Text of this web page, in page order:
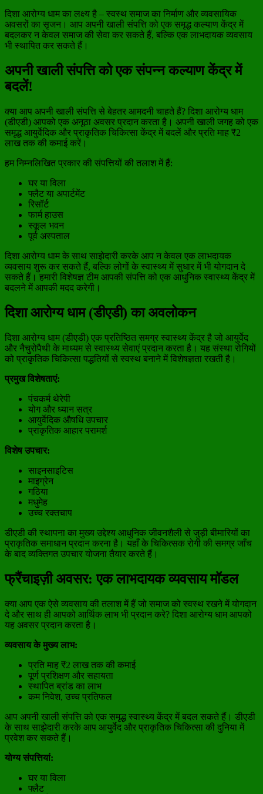
दिशा आरोग्य धाम का लक्ष्य है – स्वस्थ समाज का निर्माण और व्यवसायिक
अवसरों का सृजन। आप अपनी खाली संपत्ति को एक समृद्ध कल्याण केंद्र में
बदलकर न केवल समाज की सेवा कर सकते हैं, बल्कि एक लाभदायक व्यवसाय
भी स्थापित कर सकते हैं।
अपनी खाली संपत्ति को एक संपन्न कल्याण केंद्र में
बदलें!
क्या आप अपनी खाली संपत्ति से बेहतर आमदनी चाहते हैं? दिशा आरोग्य धाम
(डीएडी) आपको एक अनूठा अवसर प्रदान करता है। अपनी खाली जगह को एक
समृद्ध आयुर्वेदिक और प्राकृतिक चिकित्सा केंद्र में बदलें और प्रति माह ₹2
लाख तक की कमाई करें।
हम निम्नलिखित प्रकार की संपत्तियों की तलाश में हैं:
घर या विला
फ्लैट या अपार्टमेंट
रिसॉर्ट
फार्म हाउस
स्कूल भवन
पूर्व अस्पताल
दिशा आरोग्य धाम के साथ साझेदारी करके आप न केवल एक लाभदायक
व्यवसाय शुरू कर सकते हैं, बल्कि लोगों के स्वास्थ्य में सुधार में भी योगदान दे
सकते हैं। हमारी विशेषज्ञ टीम आपकी संपत्ति को एक आधुनिक स्वास्थ्य केंद्र में
बदलने में आपकी मदद करेगी।
दिशा आरोग्य धाम (डीएडी) का अवलोकन
दिशा आरोग्य धाम (डीएडी) एक प्रतिष्ठित समग्र स्वास्थ्य केंद्र है जो आयुर्वेद
और नैचुरोपैथी के माध्यम से स्वास्थ्य सेवाएं प्रदान करता है। यह संस्था रोगियों
को प्राकृतिक चिकित्सा पद्धतियों से स्वस्थ बनाने में विशेषज्ञता रखती है।
प्रमुख विशेषताएं:
पंचकर्म थेरेपी
योग और ध्यान सत्र
आयुर्वेदिक औषधि उपचार
प्राकृतिक आहार परामर्श
विशेष उपचार:
साइनसाइटिस
माइग्रेन
गठिया
मधुमेह
उच्च रक्तचाप
डीएडी की स्थापना का मुख्य उद्देश्य आधुनिक जीवनशैली से जुड़ी बीमारियों का
प्राकृतिक समाधान प्रदान करना है। यहाँ के चिकित्सक रोगी की समग्र जाँच
के बाद व्यक्तिगत उपचार योजना तैयार करते हैं।
फ्रैंचाइज़ी अवसर: एक लाभदायक व्यवसाय मॉडल
क्या आप एक ऐसे व्यवसाय की तलाश में हैं जो समाज को स्वस्थ रखने में योगदान
दे और साथ ही आपको आर्थिक लाभ भी प्रदान करे? दिशा आरोग्य धाम आपको
यह अवसर प्रदान करता है।
व्यवसाय के मुख्य लाभ:
प्रति माह ₹2 लाख तक की कमाई
पूर्ण प्रशिक्षण और सहायता
स्थापित ब्रांड का लाभ
कम निवेश, उच्च प्रतिफल
आप अपनी खाली संपत्ति को एक समृद्ध स्वास्थ्य केंद्र में बदल सकते हैं। डीएडी
के साथ साझेदारी करके आप आयुर्वेद और प्राकृतिक चिकित्सा की दुनिया में
प्रवेश कर सकते हैं।
योग्य संपत्तियां:
घर या विला
फ्लैट